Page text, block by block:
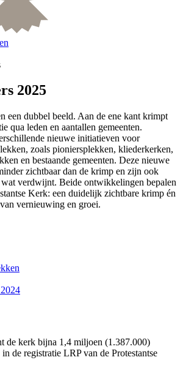
2025
een dubbel beeld. Aan de ene kant krimpt
qua leden en aantallen gemeenten.
nieuwe initiatieven voor
zoals pioniersplekken, kliederkerken,
en bestaande gemeenten. Deze nieuwe
zichtbaar dan de krimp en zijn ook
verdwijnt. Beide ontwikkelingen bepalen
Kerk: een duidelijk zichtbare krimp én
vernieuwing en groei.
de kerk bijna 1,4 miljoen (1.387.000)
in de registratie LRP van de Protestantse